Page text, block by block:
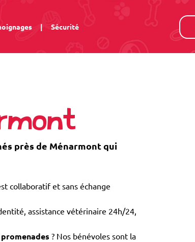
| Sécurité
près de Ménarmont qui
collaboratif et sans échange
assistance vétérinaire 24h/24,
promenades ? Nos bénévoles sont la